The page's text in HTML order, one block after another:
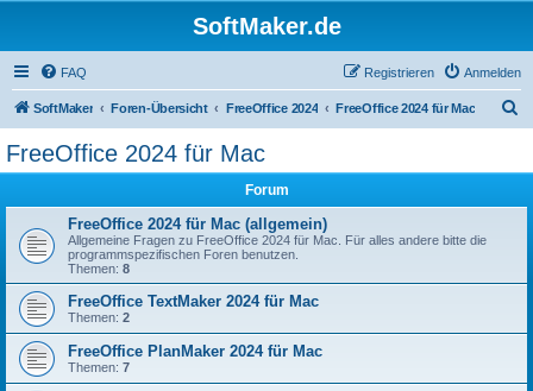
SoftMaker.de
FAQ Anmelden
Registrieren
SoftMaker Foren-Übersicht FreeOffice 2024 FreeOffice 2024 für Mac
FreeOffice 2024 für Mac
Forum
FreeOffice 2024 für Mac (allgemein)
Allgemeine Fragen zu FreeOffice 2024 für Mac. Für alles andere bitte die
programmspezifischen Foren benutzen.
Themen: 8
FreeOffice TextMaker 2024 für Mac
Themen: 2
FreeOffice PlanMaker 2024 für Mac
Themen: 7